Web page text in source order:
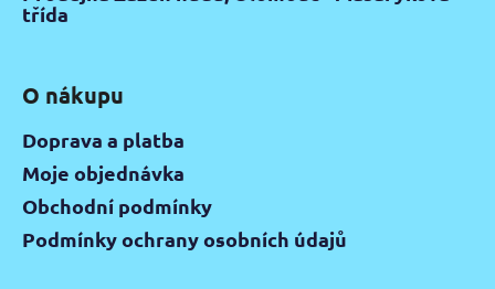
třída
O nákupu
Doprava a platba
Moje objednávka
Obchodní podmínky
Podmínky ochrany osobních údajů